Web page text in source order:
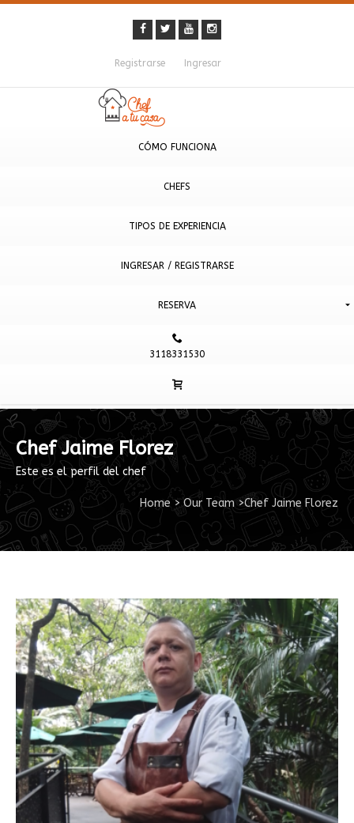
Registrarse Ingresar
CÓMO FUNCIONA
CHEFS
TIPOS DE EXPERIENCIA
INGRESAR / REGISTRARSE
RESERVA
3118331530
Chef Jaime Florez
Este es el perfil del chef
Home > Our Team >Chef Jaime Florez